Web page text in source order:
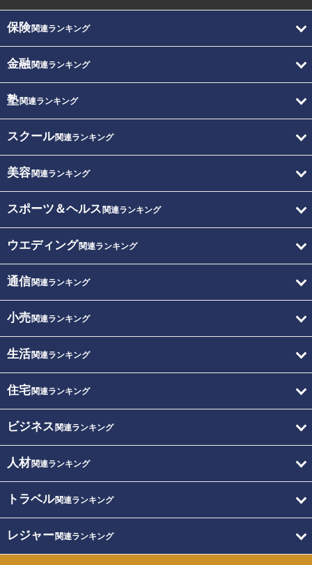
保険関連ランキング
金融関連ランキング
塾関連ランキング
スクール関連ランキング
美容関連ランキング
スポーツ＆ヘルス 関連ランキング
ウエディング関連ランキング
通信関連ランキング
小売関連ランキング
生活関連ランキング
住宅関連ランキング
ビジネス 関連ランキング
人材関連ランキング
トラベル関連ランキング
レジャー関連ランキング